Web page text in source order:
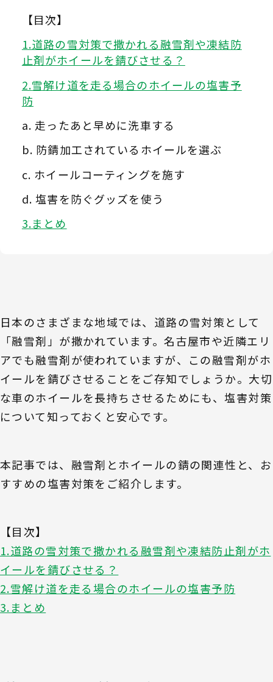
【目次】
道路の雪対策で撒かれる融雪剤や凍結防
止剤がホイールを錆びさせる？
雪解け道を走る場合のホイールの塩害予
防
走ったあと早めに洗車する
防錆加工されているホイールを選ぶ
ホイールコーティングを施す
塩害を防ぐグッズを使う
まとめ
日本のさまざまな地域では、道路の雪対策として
「融雪剤」が撒かれています。名古屋市や近隣エリ
アでも融雪剤が使われていますが、この融雪剤がホ
イールを錆びさせることをご存知でしょうか。大切
な車のホイールを長持ちさせるためにも、塩害対策
について知っておくと安心です。
本記事では、融雪剤とホイールの錆の関連性と、お
すすめの塩害対策をご紹介します。
【目次】
1.道路の雪対策で撒かれる融雪剤や凍結防止剤がホ
イールを錆びさせる？
2.雪解け道を走る場合のホイールの塩害予防
3.まとめ